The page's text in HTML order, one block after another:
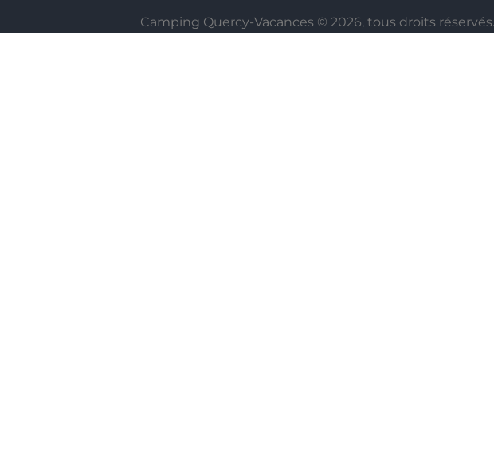
Camping Quercy-Vacances © 2026, tous droits réservés.